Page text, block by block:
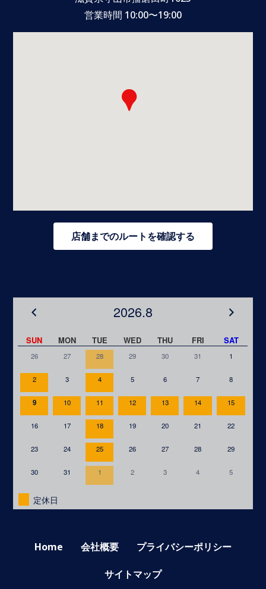
営業時間 10:00〜19:00
店舗までのルートを確認する
2026.8
SUN MON TUE WED THU FRI SAT
26 27 28 29 30 31 1
2 3 4 5 6 7 8
9 10 11 12 13 14 15
16 17 18 19 20 21 22
23 24 25 26 27 28 29
30 31 1 2 3 4 5
定休日
Home 会社概要 プライバシーポリシー
サイトマップ